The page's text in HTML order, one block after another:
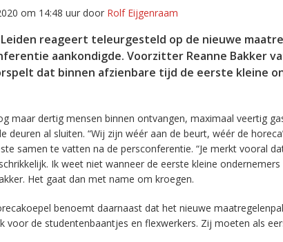
om 14:48 uur door Rolf Eijgenraam
reageert teleurgesteld op de nieuwe
aankondigde. Voorzitter Reanne Bakker
dat binnen afzienbare tijd de eerste kleine
maar dertig mensen binnen ontvangen, maximaal veertig
deuren al sluiten. “Wij zijn wéér aan de beurt, wéér de
samen te vatten na de persconferentie. “Je merkt vooral
Ik weet niet wanneer de eerste kleine
Het gaat dan met name om kroegen.
benoemt daarnaast dat het nieuwe
voor de studentenbaantjes en flexwerkers. Zij moeten als